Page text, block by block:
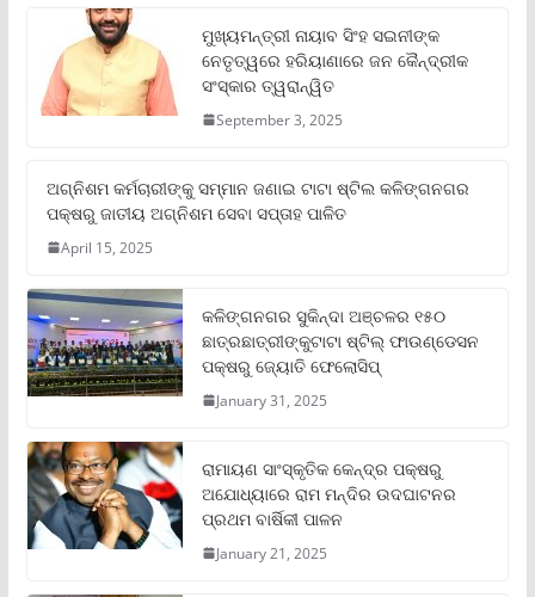
ମୁଖ୍ୟମନ୍ତ୍ରୀ ନାୟାବ ସିଂହ ସଇନୀଙ୍କ
ନେତୃତ୍ୱରେ ହରିୟାଣାରେ ଜନ କୈନ୍ଦ୍ରୀକ
ସଂସ୍କାର ତ୍ୱରାନ୍ୱିତ
September 3, 2025
ଅଗ୍ନିଶମ କର୍ମଚାରୀଙ୍କୁ ସମ୍ମାନ ଜଣାଇ ଟାଟା ଷ୍ଟିଲ କଳିଙ୍ଗନଗର
ପକ୍ଷରୁ ଜାତୀୟ ଅଗ୍ନିଶମ ସେବା ସପ୍ତାହ ପାଳିତ
April 15, 2025
କଳିଙ୍ଗନଗର ସୁକିନ୍ଦା ଅଞ୍ଚଳର ୧୫୦
ଛାତ୍ରଛାତ୍ରୀଙ୍କୁଟାଟା ଷ୍ଟିଲ୍ ଫାଉଣ୍ଡେସନ
ପକ୍ଷରୁ ଜ୍ୟୋତି ଫେଲୋସିପ୍‌
January 31, 2025
ରାମାୟଣ ସାଂସ୍କୃତିକ କେନ୍ଦ୍ର ପକ୍ଷରୁ
ଅଯୋଧ୍ୟାରେ ରାମ ମନ୍ଦିର ଉଦଘାଟନର
ପ୍ରଥମ ବାର୍ଷିକୀ ପାଳନ
January 21, 2025